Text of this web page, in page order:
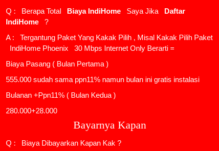
Q : Berapa Total Biaya IndiHome Saya Jika
Daftar
IndiHome
?
A : Tergantung Paket Yang Kakak Pilih , Misal Kakak Pilih Paket
IndiHome Phoenix
30 Mbps Internet Only Berarti =
Biaya Pasang ( Bulan Pertama )
555.000 sudah sama ppn11% namun bulan ini gratis instalasi
Bulanan +Ppn11% ( Bulan Kedua )
280.000+28.000
Bayarnya Kapan
Q : Biaya Dibayarkan Kapan Kak ?